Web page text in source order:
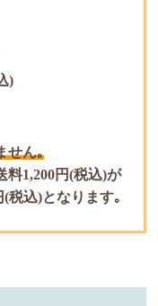
)
せん｡
料1,200円(税込)が
税込)となります｡